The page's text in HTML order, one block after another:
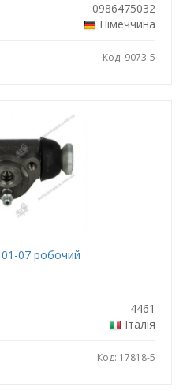
0986475032
Німеччина
Код: 9073-5
07 робочий
4461
Італія
Код: 17818-5